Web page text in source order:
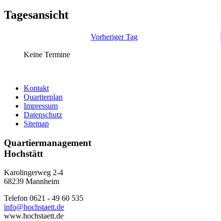
Tagesansicht
Vorheriger Tag
Keine Termine
Kontakt
Quartierplan
Impressum
Datenschutz
Sitemap
Quartiermanagement
Hochstätt
Karolingerweg 2-4
68239 Mannheim
Telefon 0621 - 49 60 535
info@hochstaett.de
www.hochstaett.de